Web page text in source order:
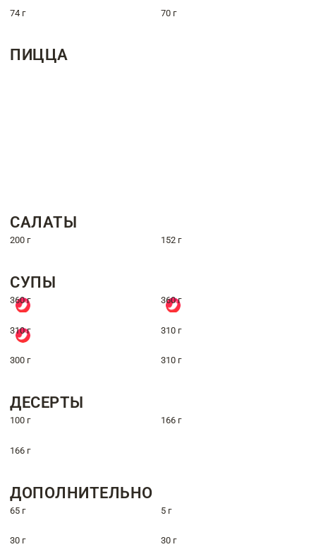
74 г 70 г
ПИЦЦА
САЛАТЫ
200 г 152 г
СУПЫ
360 г 360 г
310 г 310 г
300 г 310 г
ДЕСЕРТЫ
100 г 166 г
166 г
ДОПОЛНИТЕЛЬНО
65 г 5 г
30 г 30 г